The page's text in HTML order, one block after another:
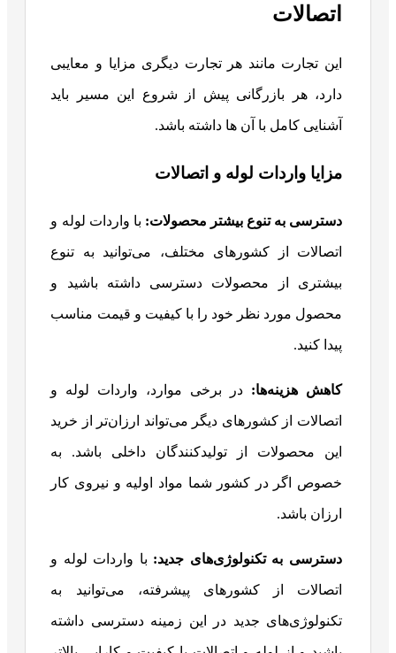
اتصالات
این تجارت مانند هر تجارت دیگری مزایا و معایبی
دارد، هر بازرگانی پیش از شروع این مسیر باید
آشنایی کامل با آن ها داشته باشد.
مزایا واردات لوله و اتصالات
دسترسی به تنوع بیشتر محصولات: با واردات لوله و
اتصالات از کشورهای مختلف، می‌توانید به تنوع
بیشتری از محصولات دسترسی داشته باشید و
محصول مورد نظر خود را با کیفیت و قیمت مناسب
پیدا کنید.
کاهش هزینه‌ها: در برخی موارد، واردات لوله و
اتصالات از کشورهای دیگر می‌تواند ارزان‌تر از خرید
این محصولات از تولیدکنندگان داخلی باشد. به
خصوص اگر در کشور شما مواد اولیه و نیروی کار
ارزان باشد.
دسترسی به تکنولوژی‌های جدید: با واردات لوله و
اتصالات از کشورهای پیشرفته، می‌توانید به
تکنولوژی‌های جدید در این زمینه دسترسی داشته